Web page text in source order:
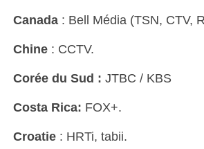
Canada : Bell Média (TSN, CTV,
Chine : CCTV.
Corée du Sud : JTBC / KBS
Costa Rica: FOX+.
Croatie : HRTi, tabii.